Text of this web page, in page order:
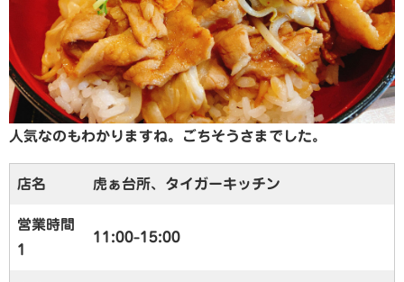
人気なのもわかりますね。ごちそうさまでした。
店名 虎ぁ台所、タイガーキッチン
営業時間
1
11:00-15:00